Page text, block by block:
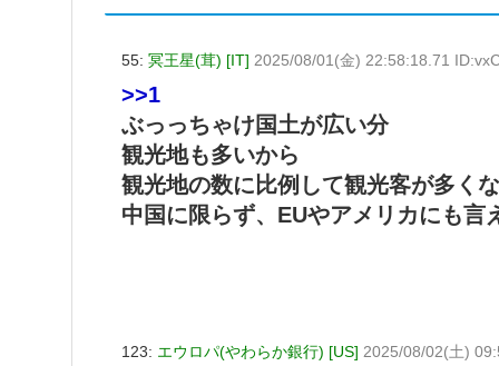
55: 冥王星(茸) [IT] 2025/08/01(金) 22:58:18.71
>>1
ぶっっちゃけ国土が広い分
観光地も多いから
観光地の数に比例して観光客が多く
中国に限らず、EUやアメリカにも言
123: エウロパ(やわらか銀行) [US] 2025/08/02(土)